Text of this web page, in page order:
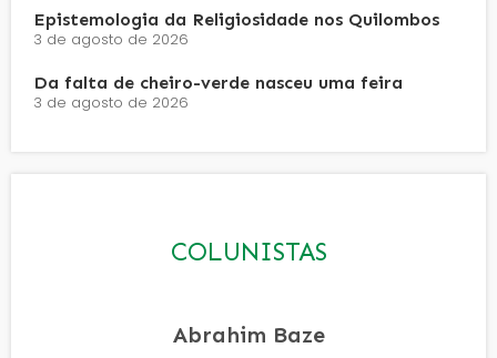
Epistemologia da Religiosidade nos Quilombos
3 de agosto de 2026
Da falta de cheiro-verde nasceu uma feira
3 de agosto de 2026
COLUNISTAS
Abrahim Baze